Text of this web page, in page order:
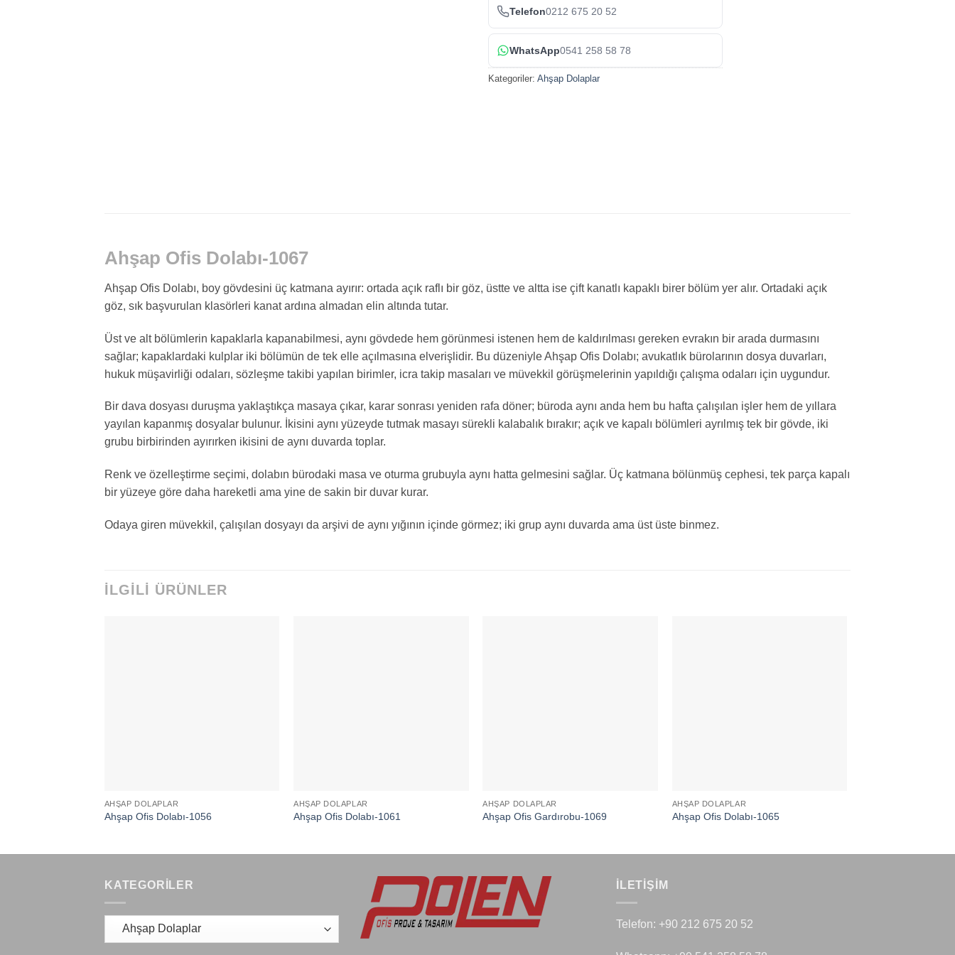
Telefon0212 675 20 52
WhatsApp0541 258 58 78
Kategoriler: Ahşap Dolaplar
Ahşap Ofis Dolabı-1067
Ahşap Ofis Dolabı, boy gövdesini üç katmana ayırır: ortada açık raflı bir göz, üstte ve altta ise çift kanatlı kapaklı birer bölüm yer alır. Ortadaki açık
göz, sık başvurulan klasörleri kanat ardına almadan elin altında tutar.
Üst ve alt bölümlerin kapaklarla kapanabilmesi, aynı gövdede hem görünmesi istenen hem de kaldırılması gereken evrakın bir arada durmasını
sağlar; kapaklardaki kulplar iki bölümün de tek elle açılmasına elverişlidir. Bu düzeniyle Ahşap Ofis Dolabı; avukatlık bürolarının dosya duvarları,
hukuk müşavirliği odaları, sözleşme takibi yapılan birimler, icra takip masaları ve müvekkil görüşmelerinin yapıldığı çalışma odaları için uygundur.
Bir dava dosyası duruşma yaklaştıkça masaya çıkar, karar sonrası yeniden rafa döner; büroda aynı anda hem bu hafta çalışılan işler hem de yıllara
yayılan kapanmış dosyalar bulunur. İkisini aynı yüzeyde tutmak masayı sürekli kalabalık bırakır; açık ve kapalı bölümleri ayrılmış tek bir gövde, iki
grubu birbirinden ayırırken ikisini de aynı duvarda toplar.
Renk ve özelleştirme seçimi, dolabın bürodaki masa ve oturma grubuyla aynı hatta gelmesini sağlar. Üç katmana bölünmüş cephesi, tek parça kapalı
bir yüzeye göre daha hareketli ama yine de sakin bir duvar kurar.
Odaya giren müvekkil, çalışılan dosyayı da arşivi de aynı yığının içinde görmez; iki grup aynı duvarda ama üst üste binmez.
İLGILI ÜRÜNLER
AHŞAP DOLAPLAR
Ahşap Ofis Dolabı-1056
AHŞAP DOLAPLAR
Ahşap Ofis Dolabı-1061
AHŞAP DOLAPLAR
Ahşap Ofis Gardırobu-1069
AHŞAP DOLAPLAR
Ahşap Ofis Dolabı-1065
KATEGORILER İLETIŞIM
Telefon: +90 212 675 20 52